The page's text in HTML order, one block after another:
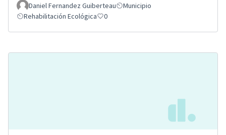
Daniel Fernandez Guiberteau
Municipio
Rehabilitación Ecológica
0